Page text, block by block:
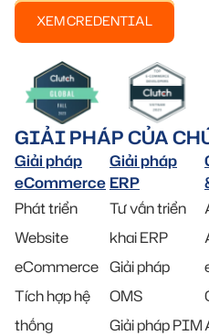
XEM CREDENTIAL
GIẢI PHÁP CỦA
Giải pháp
eCommerce
Phát triển
Website
eCommerce
Tích hợp hệ
thống
Giải pháp
ERP
Tư vấn triển
khai ERP
Giải pháp
OMS
Giải pháp PIM